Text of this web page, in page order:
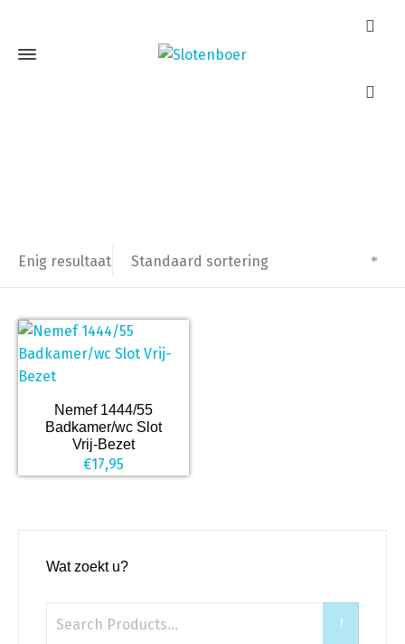
Enig resultaat Standaard sortering
Nemef 1444/55
Badkamer/wc Slot
Vrij-Bezet
€17,95
Wat zoekt u?